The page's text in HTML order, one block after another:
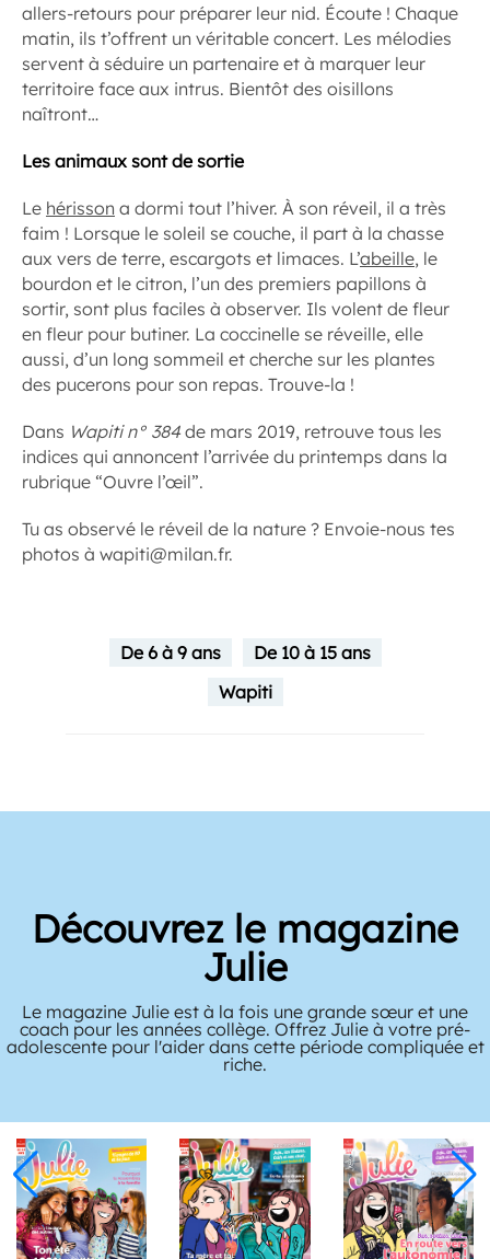
allers-retours pour préparer leur nid. Écoute ! Chaque
matin, ils t’offrent un véritable concert. Les mélodies
servent à séduire un partenaire et à marquer leur
territoire face aux intrus. Bientôt des oisillons
naîtront…
Les animaux sont de sortie
Le hérisson a dormi tout l’hiver. À son réveil, il a très
faim ! Lorsque le soleil se couche, il part à la chasse
aux vers de terre, escargots et limaces. L’abeille, le
bourdon et le citron, l’un des premiers papillons à
sortir, sont plus faciles à observer. Ils volent de fleur
en fleur pour butiner. La coccinelle se réveille, elle
aussi, d’un long sommeil et cherche sur les plantes
des pucerons pour son repas. Trouve-la !
Dans Wapiti n° 384 de mars 2019, retrouve tous les
indices qui annoncent l’arrivée du printemps dans la
rubrique “Ouvre l’œil”.
Tu as observé le réveil de la nature ? Envoie-nous tes
photos à wapiti@milan.fr.
De 6 à 9 ans
De 10 à 15 ans
Wapiti
Découvrez le magazine
Julie
Le magazine Julie est à la fois une grande sœur et une
coach pour les années collège. Offrez Julie à votre pré-
adolescente pour l'aider dans cette période compliquée et
riche.